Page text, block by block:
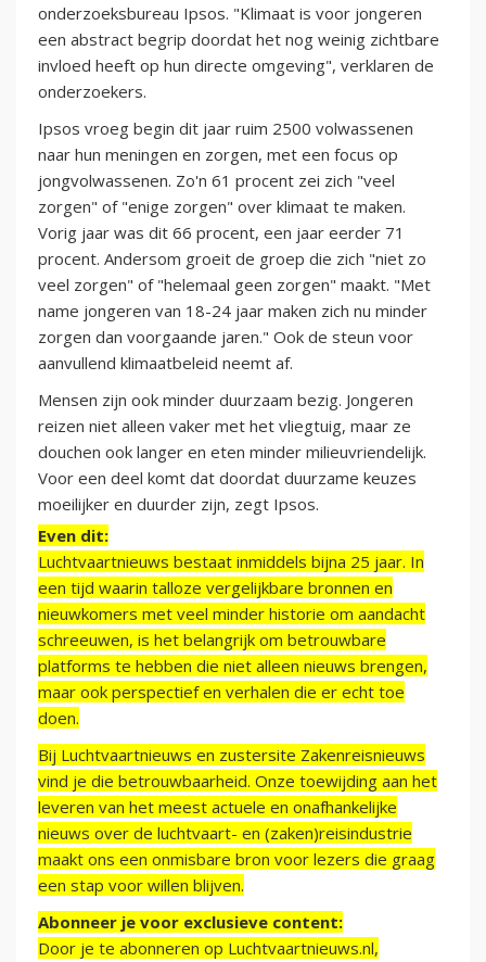
onderzoeksbureau Ipsos. "Klimaat is voor jongeren
een abstract begrip doordat het nog weinig zichtbare
invloed heeft op hun directe omgeving", verklaren de
onderzoekers.
Ipsos vroeg begin dit jaar ruim 2500 volwassenen
naar hun meningen en zorgen, met een focus op
jongvolwassenen. Zo'n 61 procent zei zich "veel
zorgen" of "enige zorgen" over klimaat te maken.
Vorig jaar was dit 66 procent, een jaar eerder 71
procent. Andersom groeit de groep die zich "niet zo
veel zorgen" of "helemaal geen zorgen" maakt. "Met
name jongeren van 18-24 jaar maken zich nu minder
zorgen dan voorgaande jaren." Ook de steun voor
aanvullend klimaatbeleid neemt af.
Mensen zijn ook minder duurzaam bezig. Jongeren
reizen niet alleen vaker met het vliegtuig, maar ze
douchen ook langer en eten minder milieuvriendelijk.
Voor een deel komt dat doordat duurzame keuzes
moeilijker en duurder zijn, zegt Ipsos.
Even dit:
Luchtvaartnieuws bestaat inmiddels bijna 25 jaar. In
een tijd waarin talloze vergelijkbare bronnen en
nieuwkomers met veel minder historie om aandacht
schreeuwen, is het belangrijk om betrouwbare
platforms te hebben die niet alleen nieuws brengen,
maar ook perspectief en verhalen die er echt toe
doen.
Bij Luchtvaartnieuws en zustersite Zakenreisnieuws
vind je die betrouwbaarheid. Onze toewijding aan het
leveren van het meest actuele en onafhankelijke
nieuws over de luchtvaart- en (zaken)reisindustrie
maakt ons een onmisbare bron voor lezers die graag
een stap voor willen blijven.
Abonneer je voor exclusieve content:
Door je te abonneren op Luchtvaartnieuws.nl,